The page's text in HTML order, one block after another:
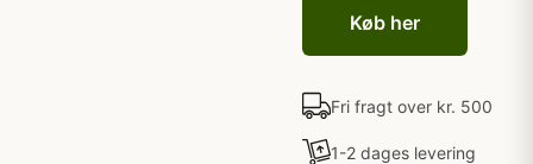
Køb her
Fri fragt over kr. 500
1-2 dages levering